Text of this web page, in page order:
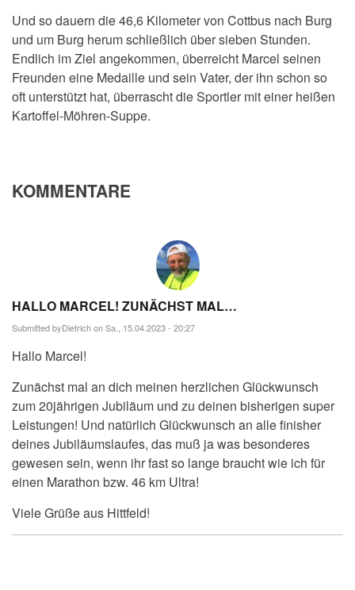
Und so dauern die 46,6 Kilometer von Cottbus nach Burg
und um Burg herum schließlich über sieben Stunden.
Endlich im Ziel angekommen, überreicht Marcel seinen
Freunden eine Medaille und sein Vater, der ihn schon so
oft unterstützt hat, überrascht die Sportler mit einer heißen
Kartoffel-Möhren-Suppe.
KOMMENTARE
HALLO MARCEL! ZUNÄCHST MAL…
Submitted byDietrichon Sa., 15.04.2023 - 20:27
Hallo Marcel!
Zunächst mal an dich meinen herzlichen Glückwunsch
zum 20jährigen Jubiläum und zu deinen bisherigen super
Leistungen! Und natürlich Glückwunsch an alle finisher
deines Jubiläumslaufes, das muß ja was besonderes
gewesen sein, wenn ihr fast so lange braucht wie ich für
einen Marathon bzw. 46 km Ultra!
Viele Grüße aus Hittfeld!